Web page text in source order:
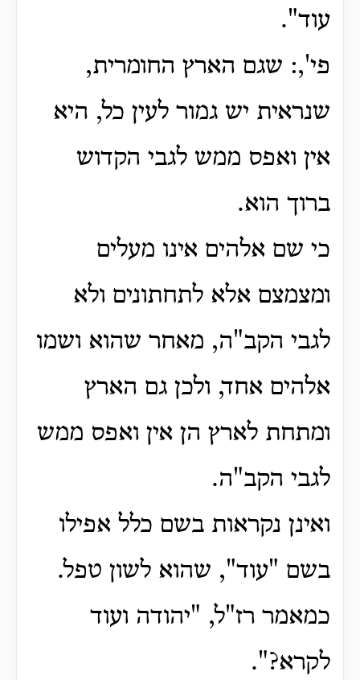
עוד".
פי',: שגם הארץ החומרית,
שנראית יש גמור לעין כל, היא
אין ואפס ממש לגבי הקדוש
ברוך הוא.
כי שם אלהים אינו מעלים
ומצמצם אלא לתחתונים ולא
לגבי הקב"ה, מאחר שהוא ושמו
אלהים אחד, ולכן גם הארץ
ומתחת לארץ הן אין ואפס ממש
לגבי הקב"ה.
ואינן נקראות בשם כלל אפילו
בשם "עוד", שהוא לשון טפל.
כמאמר רז"ל, "יהודה ועוד
לקרא?".